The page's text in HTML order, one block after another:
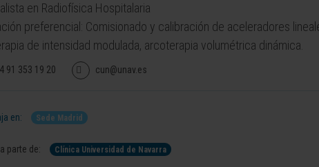
en Radiofísica Hospitalaria
preferencial: Comisionado y calibración de aceleradores
de intensidad modulada, arcoterapia volumétrica dinámica.
91 353 19 20 cun@unav.es
en: Sede Madrid
parte de: Clínica Universidad de Navarra